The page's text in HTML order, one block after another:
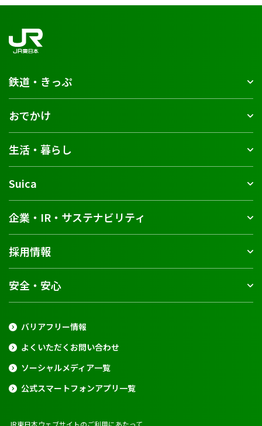
鉄道・きっぷ
おでかけ
生活・暮らし
Suica
企業・IR・サステナビリティ
採用情報
安全・安心
バリアフリー情報
よくいただくお問い合わせ
ソーシャルメディア一覧
公式スマートフォンアプリ一覧